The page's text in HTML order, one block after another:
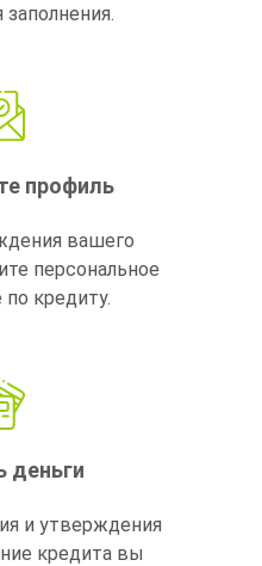
профиль
вашего
персональное
кредиту.
деньги
и утверждения
кредита вы